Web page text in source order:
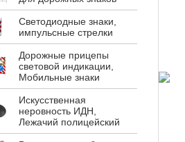
Светодиодные знаки,
импульсные стрелки
Дорожные прицепы
световой индикации,
Мобильные знаки
Искусственная
неровность ИДН,
Лежачий полицейский